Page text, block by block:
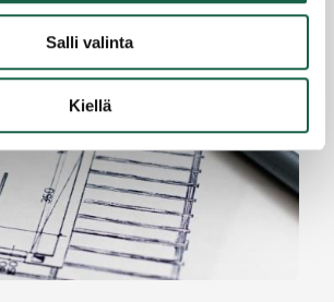
Salli valinta
Kiellä